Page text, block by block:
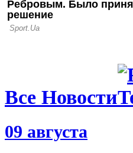
Все Новости
09 августа